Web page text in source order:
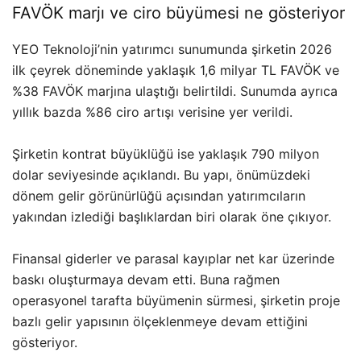
FAVÖK marjı ve ciro büyümesi ne gösteriyor
YEO Teknoloji’nin yatırımcı sunumunda şirketin 2026
ilk çeyrek döneminde yaklaşık 1,6 milyar TL FAVÖK ve
%38 FAVÖK marjına ulaştığı belirtildi. Sunumda ayrıca
yıllık bazda %86 ciro artışı verisine yer verildi.
Şirketin kontrat büyüklüğü ise yaklaşık 790 milyon
dolar seviyesinde açıklandı. Bu yapı, önümüzdeki
dönem gelir görünürlüğü açısından yatırımcıların
yakından izlediği başlıklardan biri olarak öne çıkıyor.
Finansal giderler ve parasal kayıplar net kar üzerinde
baskı oluşturmaya devam etti. Buna rağmen
operasyonel tarafta büyümenin sürmesi, şirketin proje
bazlı gelir yapısının ölçeklenmeye devam ettiğini
gösteriyor.